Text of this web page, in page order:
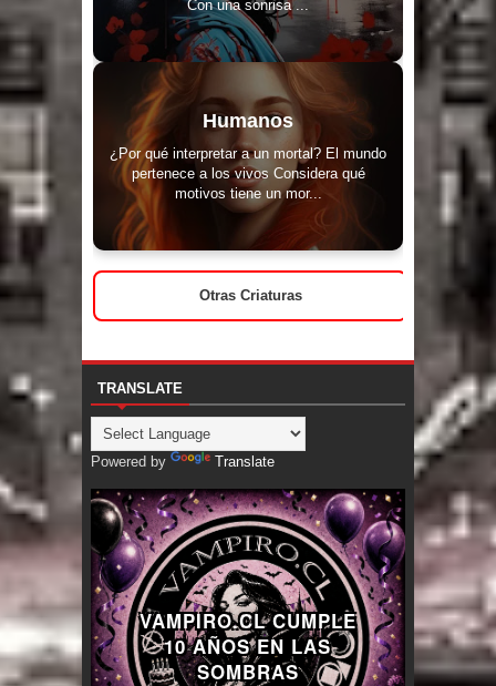
Con una sonrisa ...
Humanos
¿Por qué interpretar a un mortal? El mundo
pertenece a los vivos Considera qué
motivos tiene un mor...
Otras Criaturas
TRANSLATE
Powered by Translate
VAMPIRO.CL CUMPLE
10 AÑOS EN LAS
SOMBRAS